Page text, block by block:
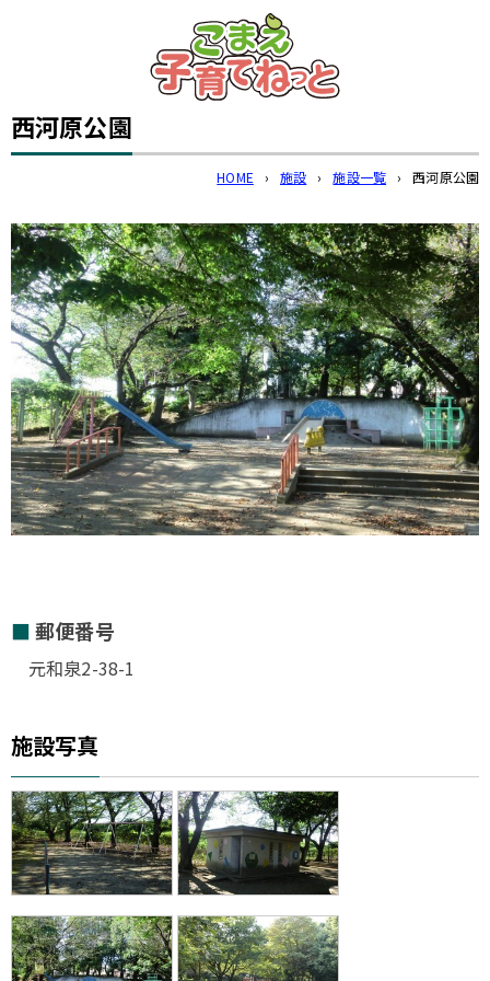
このページの本文へ
西河原公園
HOME › 施設 › 施設一覧 › 西河原公園
郵便番号
元和泉2-38-1
施設写真